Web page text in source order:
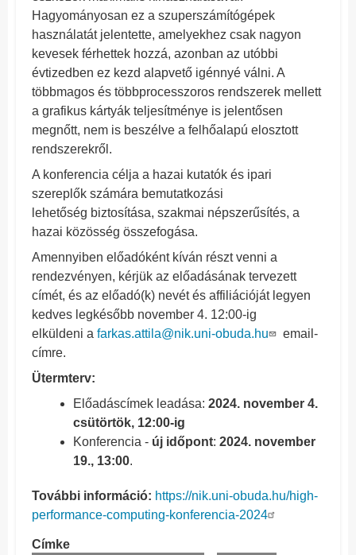
Hagyományosan ez a szuperszámítógépek
használatát jelentette, amelyekhez csak nagyon
kevesek férhettek hozzá, azonban az utóbbi
évtizedben ez kezd alapvető igénnyé válni. A
többmagos és többprocesszoros rendszerek mellett
a grafikus kártyák teljesítménye is jelentősen
megnőtt, nem is beszélve a felhőalapú elosztott
rendszerekről.
A konferencia célja a hazai kutatók és ipari
szereplők számára bemutatkozási
lehetőség biztosítása, szakmai népszerűsítés, a
hazai közösség összefogása.
Amennyiben előadóként kíván részt venni a
rendezvényen, kérjük az előadásának tervezett
címét, és az előadó(k) nevét és affiliációját legyen
kedves legkésőbb november 4. 12:00-ig
elküldeni a farkas.attila@nik.uni-obuda.hu
email-
címre.
Ütermterv:
Előadáscímek leadása: 2024. november 4.
csütörtök, 12:00-ig
Konferencia - új időpont: 2024. november
19., 13:00.
További információ: https://nik.uni-obuda.hu/high-
performance-computing-konferencia-2024
Címke